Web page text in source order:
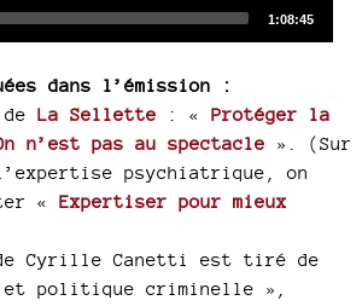
Total
1:08:45
dans l’émission :
La Sellette : « Protéger la
n’est pas au spectacle ». (Sur
psychiatrique, on
« Expertiser pour mieux
Cyrille Canetti est tiré de
et politique criminelle »,